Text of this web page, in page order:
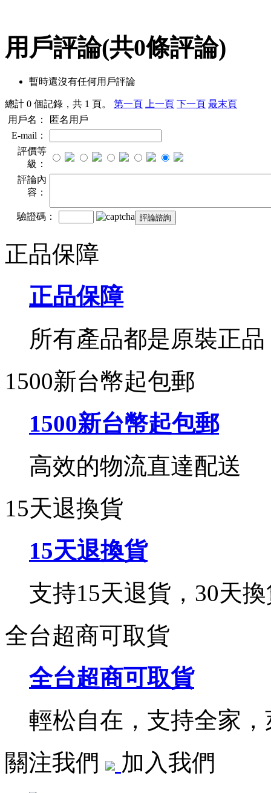
用戶評論(共0條評論)
暫時還沒有任何用戶評論
總計 0 個記錄，共 1 頁。 第一頁 上一頁 下一頁 最末頁
用戶名：
匿名用戶
E-mail：
評價等
級：
評論內
容：
驗證碼：
正品保障
正品保障
所有產品都是原裝正品
1500新台幣起包郵
1500新台幣起包郵
高效的物流直達配送
15天退換貨
15天退換貨
支持15天退貨，30天
全台超商可取貨
全台超商可取貨
輕松自在，支持全家
關注我們
加入我們